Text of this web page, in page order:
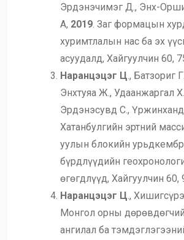
Эрдэнэчимэг Д., Энх-
А, 2019 . Заг формацын
хуримтлалын нас ба эх
асуудалд, Хайгуулчин 60,
Наранцэцэг Ц ., Батзориг
Энхтуяа Ж., Удаанжаргал
Эрдэнэсувд С.,
Хатанбулгийн эртний
уулын блокийн
бүрдлүүдийн
өгөгдлүүд, Хайгуулчин 60,
Наранцэцэг Ц .,
Монгол орны
ангилал ба